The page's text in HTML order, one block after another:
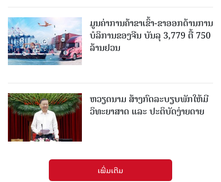
ມູນຄ່າການຄ້າຂາເຂົ້າ-ຂາອອກດ້ານການ
ບໍລິການຂອງຈີນ ບັນລຸ 3,779 ຕື້ 750
ລ້ານຢວນ
ຫວຽດນາມ ສ້າງກົດລະບຽບພັກໃຫ້ມີ
ວິທະຍາສາດ ແລະ ປະຕິບັດງ່າຍດາຍ
ເພີ່ມເຕີມ